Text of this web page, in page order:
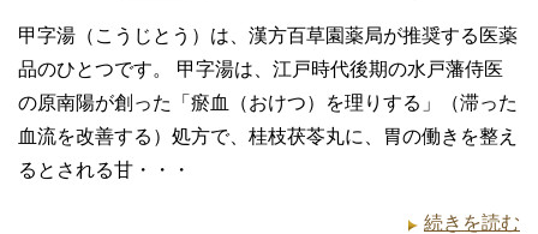
甲字湯（こうじとう）は、漢方百草園薬局が推奨する医薬
品のひとつです。 甲字湯は、江戸時代後期の水戸藩侍医
の原南陽が創った「瘀血（おけつ）を理りする」（滞った
血流を改善する）処方で、桂枝茯苓丸に、胃の働きを整え
るとされる甘・・・
続きを読む